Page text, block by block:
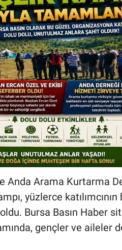
Anda Arama Kurtarma
yüzlerce
Bursa Basın Haber
gençler ve aileler